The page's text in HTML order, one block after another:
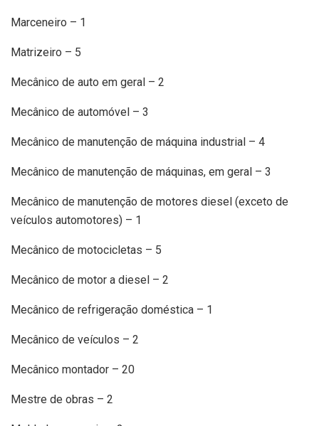
Marceneiro – 1
Matrizeiro – 5
Mecânico de auto em geral – 2
Mecânico de automóvel – 3
Mecânico de manutenção de máquina industrial – 4
Mecânico de manutenção de máquinas, em geral – 3
Mecânico de manutenção de motores diesel (exceto de
veículos automotores) – 1
Mecânico de motocicletas – 5
Mecânico de motor a diesel – 2
Mecânico de refrigeração doméstica – 1
Mecânico de veículos – 2
Mecânico montador – 20
Mestre de obras – 2